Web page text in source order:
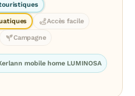
Accès facile
Campagne
mobile home LUMINOSA